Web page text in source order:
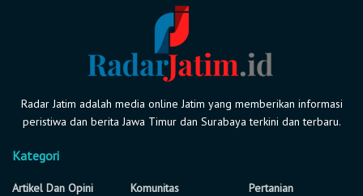
Radar Jatim adalah media online Jatim yang memberikan informasi
peristiwa dan berita Jawa Timur dan Surabaya terkini dan terbaru.
Kategori
Artikel Dan Opini
Komunitas
Pertanian